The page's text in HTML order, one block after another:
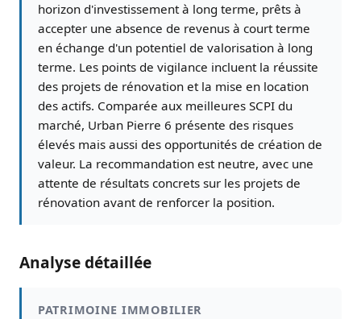
horizon d'investissement à long terme, prêts à
accepter une absence de revenus à court terme
en échange d'un potentiel de valorisation à long
terme. Les points de vigilance incluent la réussite
des projets de rénovation et la mise en location
des actifs. Comparée aux meilleures SCPI du
marché, Urban Pierre 6 présente des risques
élevés mais aussi des opportunités de création de
valeur. La recommandation est neutre, avec une
attente de résultats concrets sur les projets de
rénovation avant de renforcer la position.
Analyse détaillée
PATRIMOINE IMMOBILIER